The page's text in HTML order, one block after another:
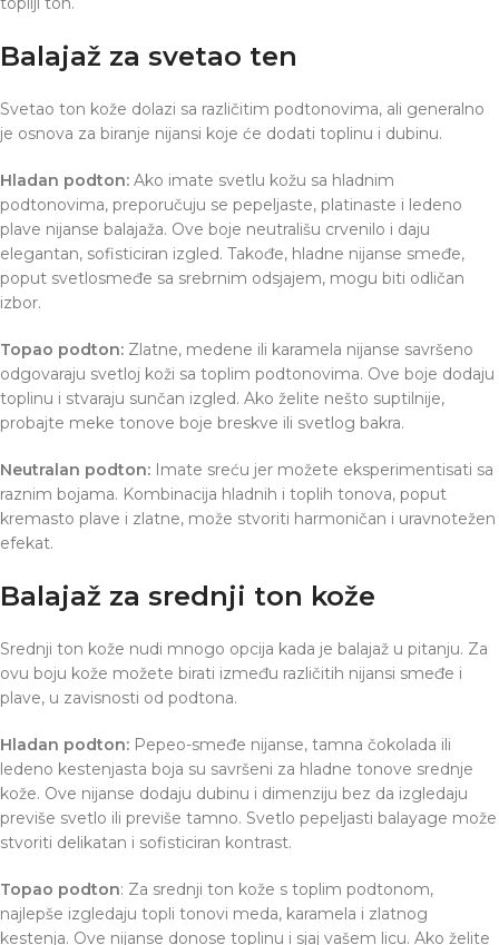
Balajaž za svetao ten
Svetao ton kože dolazi sa različitim podtonovima, ali generalno
je osnova za biranje nijansi koje će dodati toplinu i dubinu.
Hladan podton: Ako imate svetlu kožu sa hladnim
podtonovima, preporučuju se pepeljaste, platinaste i ledeno
plave nijanse balajaža. Ove boje neutrališu crvenilo i daju
elegantan, sofisticiran izgled. Takođe, hladne nijanse smeđe,
poput svetlosmeđe sa srebrnim odsjajem, mogu biti odličan
izbor.
Topao podton: Zlatne, medene ili karamela nijanse savršeno
odgovaraju svetloj koži sa toplim podtonovima. Ove boje dodaju
toplinu i stvaraju sunčan izgled. Ako želite nešto suptilnije,
probajte meke tonove boje breskve ili svetlog bakra.
Neutralan podton: Imate sreću jer možete eksperimentisati sa
raznim bojama. Kombinacija hladnih i toplih tonova, poput
kremasto plave i zlatne, može stvoriti harmoničan i uravnotežen
efekat.
Balajaž za srednji ton kože
Srednji ton kože nudi mnogo opcija kada je balajaž u pitanju. Za
ovu boju kože možete birati između različitih nijansi smeđe i
plave, u zavisnosti od podtona.
Hladan podton: Pepeo-smeđe nijanse, tamna čokolada ili
ledeno kestenjasta boja su savršeni za hladne tonove srednje
kože. Ove nijanse dodaju dubinu i dimenziju bez da izgledaju
previše svetlo ili previše tamno. Svetlo pepeljasti balayage može
stvoriti delikatan i sofisticiran kontrast.
Topao podton: Za srednji ton kože s toplim podtonom,
najlepše izgledaju topli tonovi meda, karamela i zlatnog
kestenja. Ove nijanse donose toplinu i sjaj vašem licu. Ako želite